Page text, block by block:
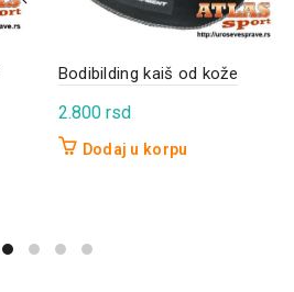
Bodibilding kaiš od kože
2.800 rsd
Dodaj u korpu